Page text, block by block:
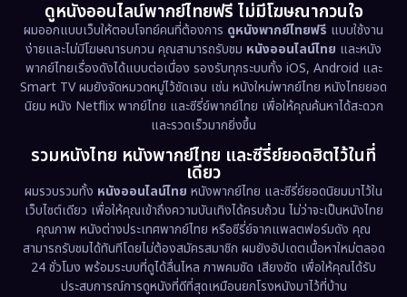
Emotional (61)
Epic มหากาพย์ (218)
Erotic (36)
Family ครอบครัว (363)
Fantasy จินตนาการ (324)
Fiction (9)
Film (57)
ดูหนังออนไลน์พากย์ไทยฟรี ไม่มีโฆษณากวนใจ
ผมออกแบบเว็บให้ตอบโจทย์คนที่ต้องการ ดูหนังพากย์ไทยฟรี แบบใช้งาน
ง่ายและไม่มีโฆษณารบกวน คุณสามารถรับชม หนังออนไลน์ไทย และหนัง
พากย์ไทยเรื่องดังได้แบบต่อเนื่อง รองรับทุกระบบทั้ง iOS, Android และ
Smart TV ผมยังจัดหมวดหมู่ไว้ชัดเจน เช่น หนังใหม่พากย์ไทย หนังไทยยอด
นิยม หนัง Netflix พากย์ไทย และซีรี่ย์พากย์ไทย เพื่อให้คุณค้นหาได้สะดวก
และรวดเร็วมากยิ่งขึ้น
รวมหนังไทย หนังพากย์ไทย และซีรี่ย์ยอดฮิตไว้ในที่
เดียว
ผมรวบรวมทั้ง หนังออนไลน์ไทย หนังพากย์ไทย และซีรี่ย์ยอดนิยมมาไว้ใน
เว็บไซต์เดียว เพื่อให้คุณเข้าถึงความบันเทิงได้ครบถ้วน ไม่ว่าจะเป็นหนังไทย
คุณภาพ หนังต่างประเทศพากย์ไทย หรือซีรี่ย์จากแพลตฟอร์มดัง คุณ
สามารถรับชมได้ทันทีโดยไม่ต้องสมัครสมาชิก ผมยังอัปเดตเนื้อหาใหม่ตลอด
24 ชั่วโมง พร้อมระบบที่ดูได้ลื่นไหล ภาพคมชัด เสียงชัด เพื่อให้คุณได้รับ
ประสบการณ์การดูหนังที่ดีที่สุดเหมือนยกโรงหนังมาไว้ที่บ้าน